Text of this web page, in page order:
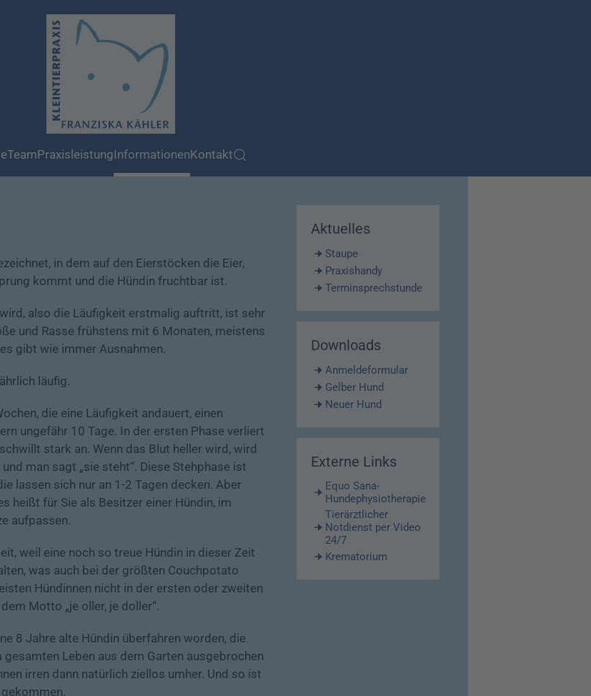
TeamPraxisleistungInformationenKontakt
in dem auf den Eierstöcken die Eier,
kommt und die Hündin fruchtbar ist.
also die Läufigkeit erstmalig auftritt, ist sehr
und Rasse frühstens mit 6 Monaten, meistens
gibt wie immer Ausnahmen.
läufig.
die eine Läufigkeit andauert, einen
ungefähr 10 Tage. In der ersten Phase verliert
stark an. Wenn das Blut heller wird, wird
man sagt „sie steht“. Diese Stehphase ist
lassen sich nur an 1-2 Tagen decken. Aber
heißt für Sie als Besitzer einer Hündin, im
aufpassen.
weil eine noch so treue Hündin in dieser Zeit
was auch bei der größten Couchpotato
Hündinnen nicht in der ersten oder zweiten
Motto „je oller, je doller“.
8 Jahre alte Hündin überfahren worden, die
Leben aus dem Garten ausgebrochen
irren dann natürlich ziellos umher. Und so ist
Aktuelles
Staupe
Praxishandy
Terminsprechstunde
Downloads
Anmeldeformular
Gelber Hund
Neuer Hund
Externe Links
Equo Sana-
Hundephysiotherapie
Tierärztlicher
Notdienst per Video
24/7
Krematorium